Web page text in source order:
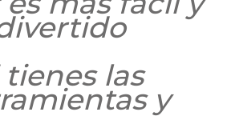
tienes las
y